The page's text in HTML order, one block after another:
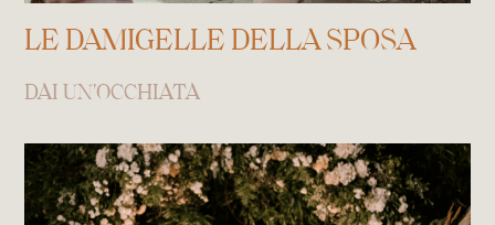
LE DAMIGELLE DELLA SPOSA
DAI UN'OCCHIATA